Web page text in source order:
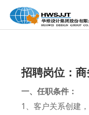
招聘岗位：
一、任职条件：
1、客户关系创建